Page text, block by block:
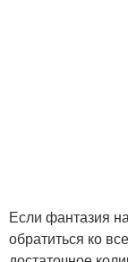
Если фантазия
обратиться ко